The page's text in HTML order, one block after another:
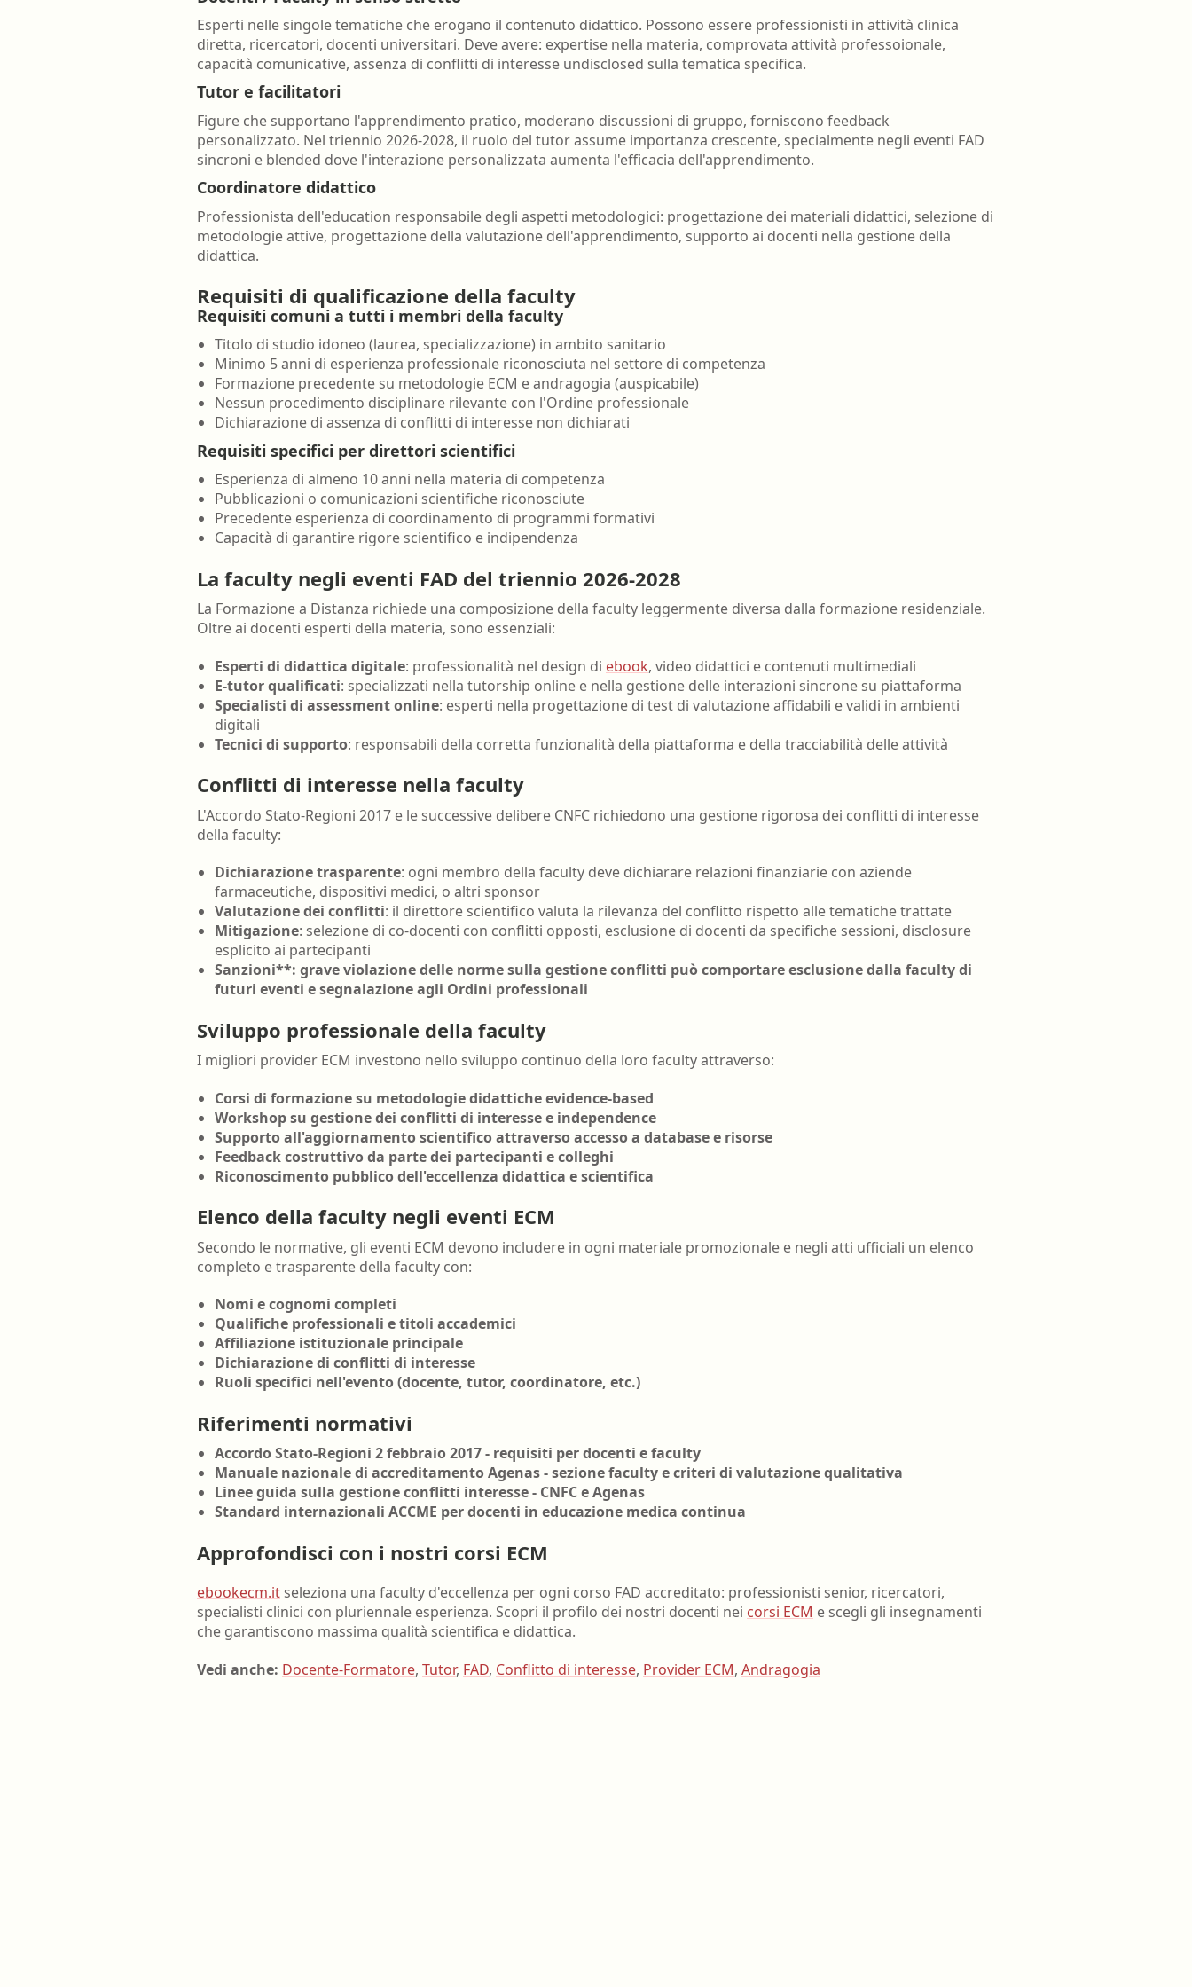
Esperti nelle singole tematiche che erogano il contenuto didattico. Possono essere professionisti in attività clinica
diretta, ricercatori, docenti universitari. Deve avere: expertise nella materia, comprovata attività professoionale,
capacità comunicative, assenza di conflitti di interesse undisclosed sulla tematica specifica.
Tutor e facilitatori
Figure che supportano l'apprendimento pratico, moderano discussioni di gruppo, forniscono feedback
personalizzato. Nel triennio 2026-2028, il ruolo del tutor assume importanza crescente, specialmente negli eventi FAD
sincroni e blended dove l'interazione personalizzata aumenta l'efficacia dell'apprendimento.
Coordinatore didattico
Professionista dell'education responsabile degli aspetti metodologici: progettazione dei materiali didattici, selezione di
metodologie attive, progettazione della valutazione dell'apprendimento, supporto ai docenti nella gestione della
didattica.
Requisiti di qualificazione della faculty
Requisiti comuni a tutti i membri della faculty
Titolo di studio idoneo (laurea, specializzazione) in ambito sanitario
Minimo 5 anni di esperienza professionale riconosciuta nel settore di competenza
Formazione precedente su metodologie ECM e andragogia (auspicabile)
Nessun procedimento disciplinare rilevante con l'Ordine professionale
Dichiarazione di assenza di conflitti di interesse non dichiarati
Requisiti specifici per direttori scientifici
Esperienza di almeno 10 anni nella materia di competenza
Pubblicazioni o comunicazioni scientifiche riconosciute
Precedente esperienza di coordinamento di programmi formativi
Capacità di garantire rigore scientifico e indipendenza
La faculty negli eventi FAD del triennio 2026-2028
La Formazione a Distanza richiede una composizione della faculty leggermente diversa dalla formazione residenziale.
Oltre ai docenti esperti della materia, sono essenziali:
Esperti di didattica digitale: professionalità nel design di ebook, video didattici e contenuti multimediali
E-tutor qualificati: specializzati nella tutorship online e nella gestione delle interazioni sincrone su piattaforma
Specialisti di assessment online: esperti nella progettazione di test di valutazione affidabili e validi in ambienti
digitali
Tecnici di supporto: responsabili della corretta funzionalità della piattaforma e della tracciabilità delle attività
Conflitti di interesse nella faculty
L'Accordo Stato-Regioni 2017 e le successive delibere CNFC richiedono una gestione rigorosa dei conflitti di interesse
della faculty:
Dichiarazione trasparente: ogni membro della faculty deve dichiarare relazioni finanziarie con aziende
farmaceutiche, dispositivi medici, o altri sponsor
Valutazione dei conflitti: il direttore scientifico valuta la rilevanza del conflitto rispetto alle tematiche trattate
Mitigazione: selezione di co-docenti con conflitti opposti, esclusione di docenti da specifiche sessioni, disclosure
esplicito ai partecipanti
Sanzioni**: grave violazione delle norme sulla gestione conflitti può comportare esclusione dalla faculty di
futuri eventi e segnalazione agli Ordini professionali
Sviluppo professionale della faculty
I migliori provider ECM investono nello sviluppo continuo della loro faculty attraverso:
Corsi di formazione su metodologie didattiche evidence-based
Workshop su gestione dei conflitti di interesse e independence
Supporto all'aggiornamento scientifico attraverso accesso a database e risorse
Feedback costruttivo da parte dei partecipanti e colleghi
Riconoscimento pubblico dell'eccellenza didattica e scientifica
Elenco della faculty negli eventi ECM
Secondo le normative, gli eventi ECM devono includere in ogni materiale promozionale e negli atti ufficiali un elenco
completo e trasparente della faculty con:
Nomi e cognomi completi
Qualifiche professionali e titoli accademici
Affiliazione istituzionale principale
Dichiarazione di conflitti di interesse
Ruoli specifici nell'evento (docente, tutor, coordinatore, etc.)
Riferimenti normativi
Accordo Stato-Regioni 2 febbraio 2017 - requisiti per docenti e faculty
Manuale nazionale di accreditamento Agenas - sezione faculty e criteri di valutazione qualitativa
Linee guida sulla gestione conflitti interesse - CNFC e Agenas
Standard internazionali ACCME per docenti in educazione medica continua
Approfondisci con i nostri corsi ECM
ebookecm.it seleziona una faculty d'eccellenza per ogni corso FAD accreditato: professionisti senior, ricercatori,
specialisti clinici con pluriennale esperienza. Scopri il profilo dei nostri docenti nei corsi ECM e scegli gli insegnamenti
che garantiscono massima qualità scientifica e didattica.
Vedi anche: Docente-Formatore, Tutor, FAD, Conflitto di interesse, Provider ECM, Andragogia